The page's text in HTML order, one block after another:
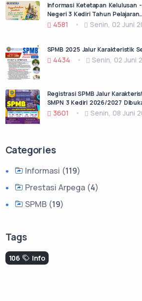
Informasi Ketetapan Kelulusan -
Negeri 3 Kediri Tahun Pelajaran
2024/2025
4581 Senin, 02 Juni
SPMB 2025 Jalur Karakteristik
4434 Senin, 02 Juni
Registrasi SPMB Jalur
SMPN 3 Kediri 2026/2027
3601 Senin, 08 Juni
Categories
Informasi (119)
Prestasi Arpega (4)
SPMB (19)
Tags
106 Info